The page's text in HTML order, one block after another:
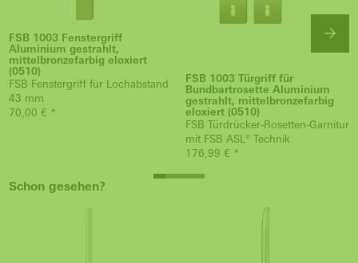
FSB 1003 Fenstergriff
Aluminium gestrahlt,
mittelbronzefarbig eloxiert
(0510)
FSB Fenstergriff für Lochabstand
43 mm
70,00 € *
FSB 1003 Türgriff für
Bundbartrosette Aluminium
gestrahlt, mittelbronzefarbig
eloxiert (0510)
FSB Türdrücker-Rosetten-Garnitur
mit FSB ASL® Technik
176,99 € *
Schon gesehen?